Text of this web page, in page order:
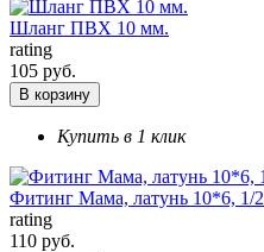
Шланг ПВХ 10 мм.
rating
105 руб.
В корзину
Купить в 1 клик
Фитинг Мама, латунь 10*6, 1/2
rating
110 руб.